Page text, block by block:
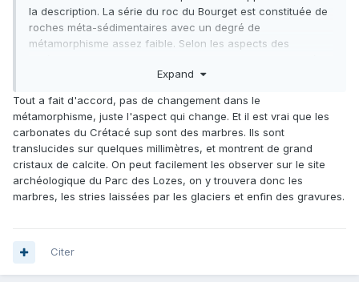
la description. La série du roc du Bourget est constituée de
roches méta-sédimentaires avec un degré de
métamorphisme assez faible. Selon les aspects des
calcaires ou marbres, mais cela ne décrit pas un
semble relativement continue.
C'est malheureusement un classique de confusion avec le
terme "marbre" qui est employé de façon peu claire, soit
parce qu'il est traditionnellement appelé ainsi, soit parce
que la limite marbre/calcaire n'est pas toujours évidente et
varie selon les auteurs qui préfèreront utiliser l'un ou
Expand
Tout a fait d'accord, pas de changement dans le
métamorphisme, juste l'aspect qui change. Et il est vrai que les
carbonates du Crétacé sup sont des marbres. Ils sont
translucides sur quelques millimètres, et montrent de grand
cristaux de calcite. On peut facilement les observer sur le site
archéologique du Parc des Lozes, on y trouvera donc les
marbres, les stries laissées par les glaciers et enfin des gravures.
Citer